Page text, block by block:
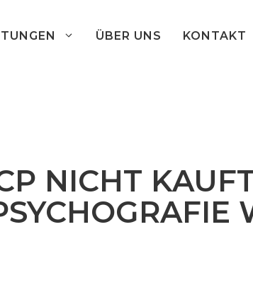
ÜBER UNS KONTAKT
NICHT